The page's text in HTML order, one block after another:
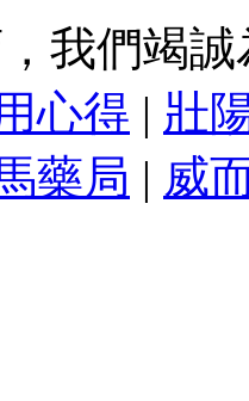
我們竭
心得 | 壯
藥局 | 威